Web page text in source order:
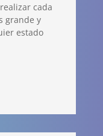
cada
grande y
estado